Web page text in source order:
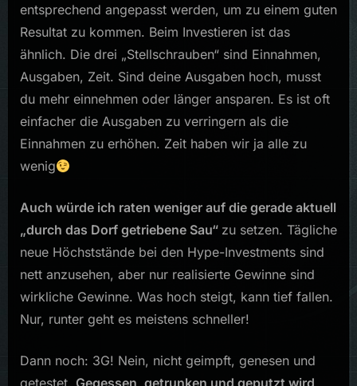
entsprechend angepasst werden, um zu einem guten
Resultat zu kommen. Beim Investieren ist das
ähnlich. Die drei „Stellschrauben“ sind Einnahmen,
Ausgaben, Zeit. Sind deine Ausgaben hoch, musst
du mehr einnehmen oder länger ansparen. Es ist oft
einfacher die Ausgaben zu verringern als die
Einnahmen zu erhöhen. Zeit haben wir ja alle zu
wenig
Auch würde ich raten weniger auf die gerade aktuell
„durch das Dorf getriebene Sau“ zu setzen. Tägliche
neue Höchststände bei den Hype-Investments sind
nett anzusehen, aber nur realisierte Gewinne sind
wirkliche Gewinne. Was hoch steigt, kann tief fallen.
Nur, runter geht es meistens schneller!
Dann noch: 3G! Nein, nicht geimpft, genesen und